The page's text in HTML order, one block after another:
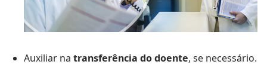
Auxiliar na transferência do doente, se necessário.